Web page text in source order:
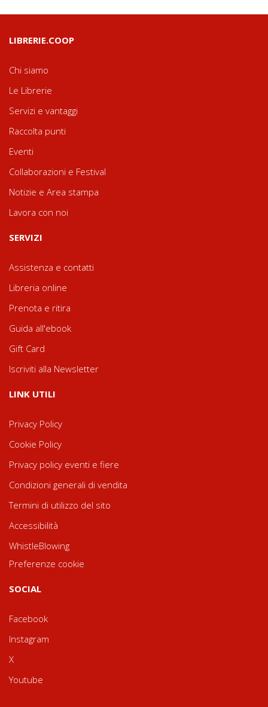
LIBRERIE.COOP
Chi siamo
Le Librerie
Servizi e vantaggi
Raccolta punti
Eventi
Collaborazioni e Festival
Notizie e Area stampa
Lavora con noi
SERVIZI
Assistenza e contatti
Libreria online
Prenota e ritira
Guida all'ebook
Gift Card
Iscriviti alla Newsletter
LINK UTILI
Privacy Policy
Cookie Policy
Privacy policy eventi e fiere
Condizioni generali di vendita
Termini di utilizzo del sito
Accessibilità
WhistleBlowing
Preferenze cookie
SOCIAL
Facebook
Instagram
X
Youtube